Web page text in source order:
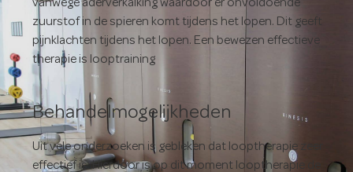
vanwege aderverkalking waardoor er onvoldoende
zuurstof in de spieren komt tijdens het lopen. Dit geeft
pijnklachten tijdens het lopen. Een bewezen effectieve
therapie is looptraining
Behandelmogelijkheden
Uit vele onderzoeken is gebleken dat looptherapie zeer
effectief is. Hierdoor is op dit moment looptherapie de